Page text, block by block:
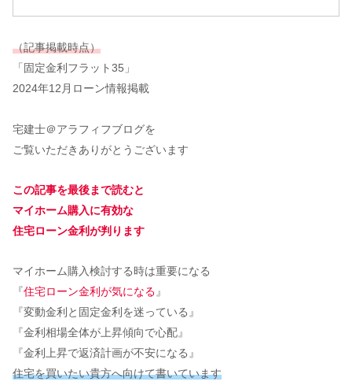
（記事掲載時点）
「固定金利フラット35」
2024年12月ローン情報掲載
宅建士＠アラフィフブログを
ご覧いただきありがとうございます
この記事を最後まで読むと
マイホーム購入に有効な
住宅ローン金利が判ります
マイホーム購入検討する時は重要になる
『住宅ローン金利が気になる 』
『変動金利と固定金利を迷っている』
『金利相場全体が上昇傾向で心配』
『金利上昇で返済計画が不安になる』
住宅を買いたい貴方へ向けて書いています